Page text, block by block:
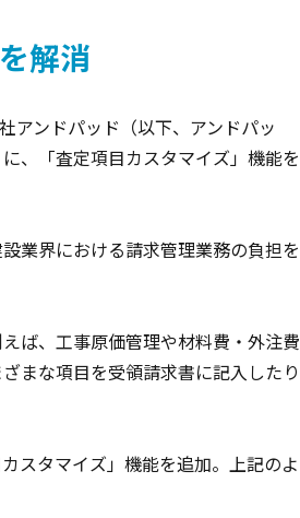
解消
アンドパッド（以下、アンドパッ
、「査定項目カスタマイズ」機能を
業界における請求管理業務の負担を
ば、工事原価管理や材料費・外注費
まな項目を受領請求書に記入したり
スタマイズ」機能を追加。上記のよ